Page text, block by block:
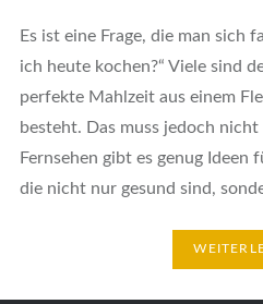
Es ist eine Frage, die man sich
ich heute kochen?“ Viele sind
perfekte Mahlzeit aus einem
besteht. Das muss jedoch nicht
Fernsehen gibt es genug Ideen
die nicht nur gesund sind,